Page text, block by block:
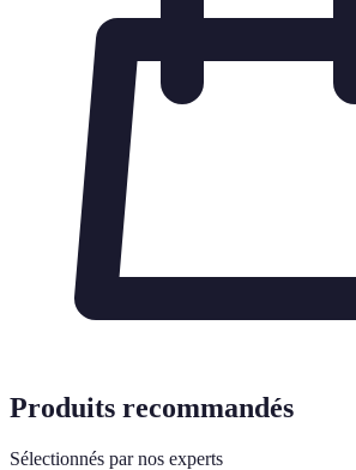
Produits recommandés
Sélectionnés par nos experts